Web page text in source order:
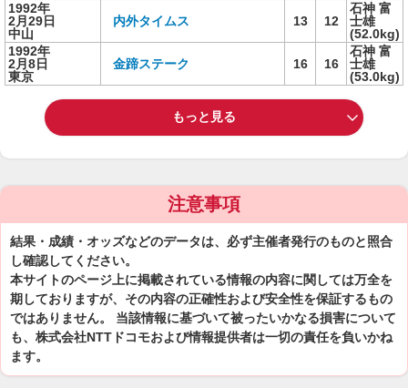
1992年
2月29日
中山
内外タイムス 13 12
石神 富
士雄
(52.0kg)
1992年
2月8日
東京
金蹄ステーク 16 16
石神 富
士雄
(53.0kg)
もっと見る
注意事項
結果・成績・オッズなどのデータは、必ず主催者発行のものと照合
し確認してください。
本サイトのページ上に掲載されている情報の内容に関しては万全を
期しておりますが、その内容の正確性および安全性を保証するもの
ではありません。 当該情報に基づいて被ったいかなる損害について
も、株式会社NTTドコモおよび情報提供者は一切の責任を負いかね
ます。